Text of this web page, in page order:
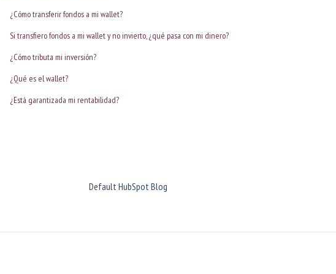
¿Cómo transferir fondos a mi wallet?
Si transfiero fondos a mi wallet y no invierto, ¿qué pasa con mi dinero?
¿Cómo tributa mi inversión?
¿Qué es el wallet?
¿Está garantizada mi rentabilidad?
Default HubSpot Blog